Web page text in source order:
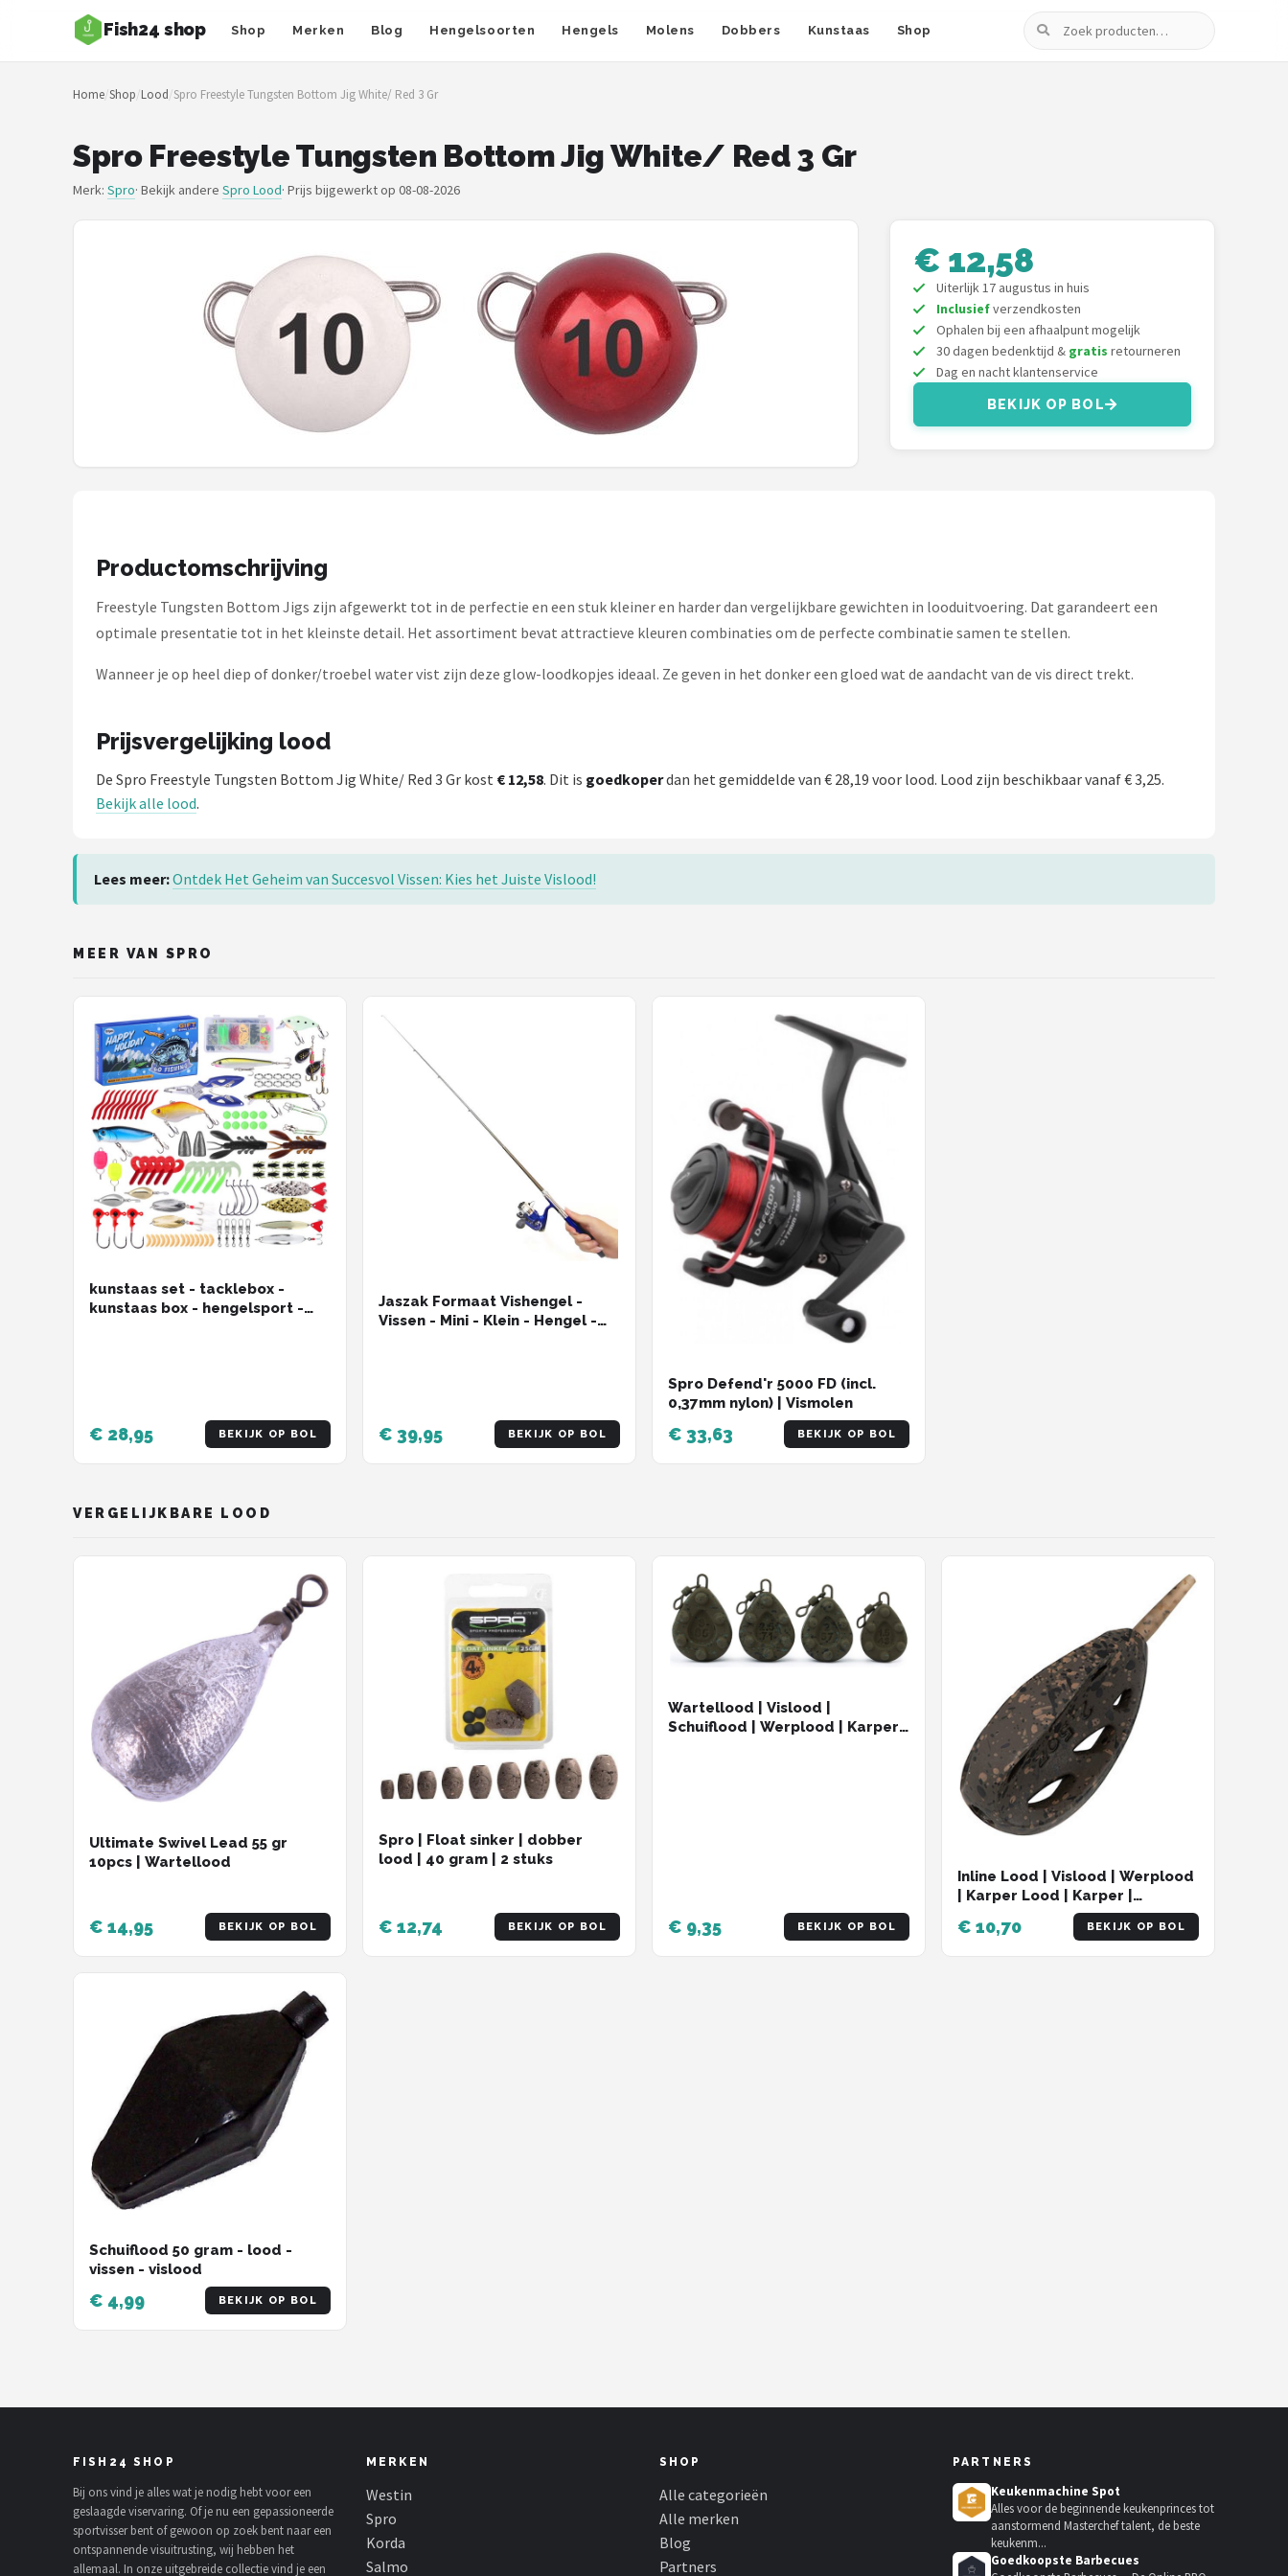
Fish24 shop Shop Merken Blog Hengelsoorten Hengels Molens Dobbers Kunstaas Shop
Zoeken
Zoeken
NAVIGATIE
Merken
Kunstaas
PB Products
Fox Rage
Gamakatsu
Alle merken →
Home/Shop/Lood/Spro Freestyle Tungsten Bottom Jig White/ Red 3 Gr
Spro Freestyle Tungsten Bottom Jig White/ Red 3 Gr
Merk: Spro· Bekijk andere Spro Lood· Prijs bijgewerkt op 08-08-2026
€ 12,58
Uiterlijk 17 augustus in huis
Inclusiefverzendkosten
Ophalen bij een afhaalpunt mogelijk
30 dagen bedenktijd & gratis retourneren
Dag en nacht klantenservice
BEKIJK OP BOL
Productomschrijving
Freestyle Tungsten Bottom Jigs zijn afgewerkt tot in de perfectie en een stuk kleiner en harder dan vergelijkbare gewichten in looduitvoering. Dat garandeert een
optimale presentatie tot in het kleinste detail. Het assortiment bevat attractieve kleuren combinaties om de perfecte combinatie samen te stellen.
Wanneer je op heel diep of donker/troebel water vist zijn deze glow-loodkopjes ideaal. Ze geven in het donker een gloed wat de aandacht van de vis direct trekt.
Prijsvergelijking lood
De Spro Freestyle Tungsten Bottom Jig White/ Red 3 Gr kost € 12,58. Dit is goedkoperdan het gemiddelde van € 28,19 voor lood. Lood zijn beschikbaar vanaf € 3,25.
Bekijk alle lood.
Lees meer:Ontdek Het Geheim van Succesvol Vissen: Kies het Juiste Vislood!
MEER VAN SPRO
kunstaas set - tacklebox -
kunstaas box - hengelsport -
€ 28,95 BEKIJK OP BOL
Jaszak Formaat Vishengel -
Vissen - Mini - Klein - Hengel -
€ 39,95 BEKIJK OP BOL
Spro Defend'r 5000 FD (incl.
0,37mm nylon) | Vismolen
€ 33,63 BEKIJK OP BOL
VERGELIJKBARE LOOD
Ultimate Swivel Lead 55 gr
10pcs | Wartellood
€ 14,95 BEKIJK OP BOL
Spro | Float sinker | dobber
lood | 40 gram | 2 stuks
€ 12,74 BEKIJK OP BOL
Wartellood | Vislood |
Schuiflood | Werplood | Karper
€ 9,35 BEKIJK OP BOL
Inline Lood | Vislood | Werplood
| Karper Lood | Karper |
€ 10,70 BEKIJK OP BOL
Schuiflood 50 gram - lood -
vissen - vislood
€ 4,99 BEKIJK OP BOL
FISH24 SHOP
Bij ons vind je alles wat je nodig hebt voor een
geslaagde viservaring. Of je nu een gepassioneerde
sportvisser bent of gewoon op zoek bent naar een
ontspannende visuitrusting, wij hebben het
allemaal. In onze uitgebreide collectie vind je een
MERKEN
Westin
Spro
Korda
Salmo
SHOP
Alle categorieën
Alle merken
Blog
Partners
PARTNERS
Keukenmachine Spot
Alles voor de beginnende keukenprinces tot
aanstormend Masterchef talent, de beste
keukenm...
Goedkoopste Barbecues